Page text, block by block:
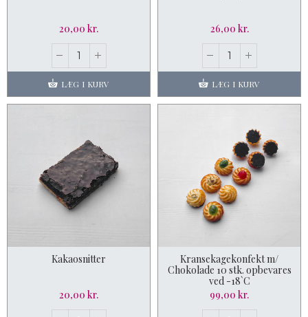
20,00 kr.
LÆG I KURV
26,00 kr.
LÆG I KURV
Kakaosnitter
20,00 kr.
Kransekagekonfekt m/
Chokolade 10 stk. opbevares
ved -18`C
99,00 kr.